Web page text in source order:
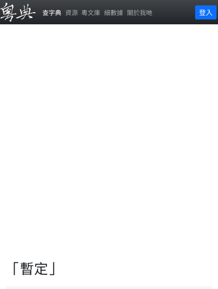
查字典 資源 粵文庫 細數據 關於我哋 登入
「暫定」